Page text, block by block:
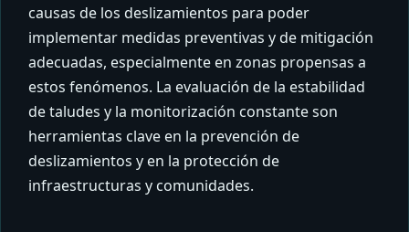
causas de los deslizamientos para poder
implementar medidas preventivas y de mitigación
adecuadas, especialmente en zonas propensas a
estos fenómenos. La evaluación de la estabilidad
de taludes y la monitorización constante son
herramientas clave en la prevención de
deslizamientos y en la protección de
infraestructuras y comunidades.